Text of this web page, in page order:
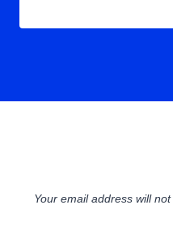
Your email address will